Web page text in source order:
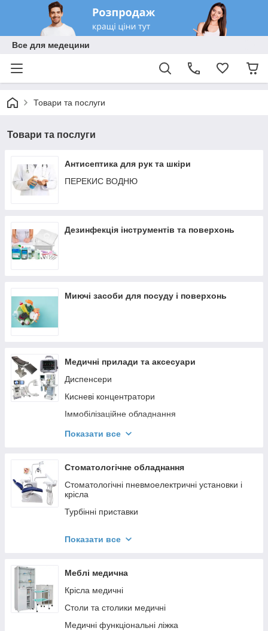
Все для медецини
Товари та послуги
Товари та послуги
Антисептика для рук та шкіри
ПЕРЕКИС ВОДНЮ
Дезинфекція інструментів та поверхонь
Миючі засоби для посуду і поверхонь
Медичні прилади та аксесуари
Диспенсери
Кисневі концентратори
Іммобілізаційне обладнання
Стерилізаційні апарати
Життєзабезпечення та моніторинг пацієнта
Стетоскопи
Офтальмоскопи
Термометри
Шприци, голки, інфузійні системи
Тонометри та комплектуючі
Інгалятори
Автоматичний зовнішній дефібриллятор
Відкашлювач-інсуфлятор
Показати все
Стоматологічне обладнання
Стоматологічні пневмоелектричні установки і
крісла
Турбінні приставки
установку
Стоматологічні установки ANYE
Пародонтальний зонд pa-on
Апекслокатори
Показати все
Меблі медична
Крісла медичні
Столи та столики медичні
Медичні функціональні ліжка